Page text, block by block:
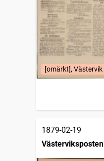
[omärkt], Västervik
1879-02-19
Västerviksposten